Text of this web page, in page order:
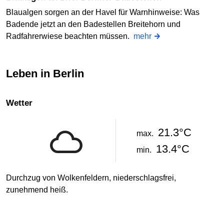
Blaualgen sorgen an der Havel für Warnhinweise: Was
Badende jetzt an den Badestellen Breitehorn und
Radfahrerwiese beachten müssen. mehr
Leben in Berlin
Wetter
max. 21.3°C
min. 13.4°C
Durchzug von Wolkenfeldern, niederschlagsfrei,
zunehmend heiß.